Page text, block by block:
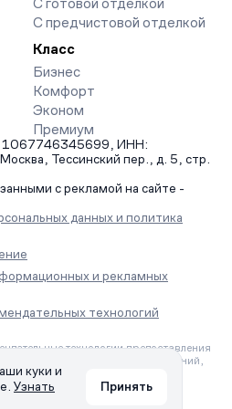
С готовой отделкой
С предчистовой отделкой
Класс
Бизнес
Комфорт
Эконом
Премиум
1067746345699, ИНН:
Тессинский пер., д. 5, стр.
с рекламой на сайте -
данных и политика
и рекламных
технологий
технологии предоставления
и анализа сведений,
сети «Интернет»,
Федерации.
куки и
Узнать
Принять